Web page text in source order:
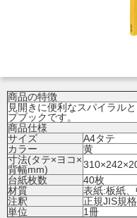
商品の特徴
見開きに便利なスパイラル
プブックです。
商品仕様
サイズ
A4タテ
カラー
黄
寸法(タテ×ヨコ×
背幅mm)
台紙枚数
40枚
材質
表紙:板紙
注釈
正規JIS規
単位
1冊